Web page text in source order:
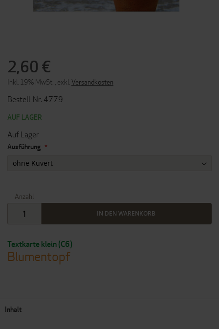
Textkarte klein (C6)
Blumentopf
2,60 €
Inkl. 19% MwSt. exkl. Versandkosten
Bestell-Nr. 4779
AUF LAGER
Auf Lager
Ausführung
Anzahl
IN DEN WARENKORB
SPRINGEN
Inhalt